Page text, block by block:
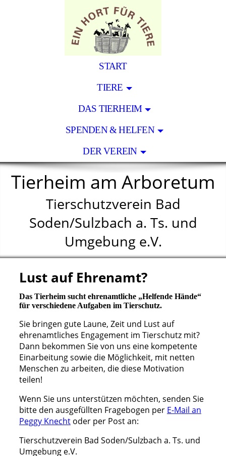
START
TIERE
DAS TIERHEIM
SPENDEN & HELFEN
DER VEREIN
Tierheim am Arboretum
Tierschutzverein Bad
Soden/Sulzbach a. Ts. und
Umgebung e.V.
Lust auf Ehrenamt?
Das Tierheim sucht ehrenamtliche „Helfende Hände“
für verschiedene Aufgaben im Tierschutz.
Sie bringen gute Laune, Zeit und Lust auf
ehrenamtliches Engagement im Tierschutz mit?
Dann bekommen Sie von uns eine kompetente
Einarbeitung sowie die Möglichkeit, mit netten
Menschen zu arbeiten, die diese Motivation
teilen!
Wenn Sie uns unterstützen möchten, senden Sie
bitte den ausgefüllten Fragebogen per E-Mail an
Peggy Knechtoder per Post an:
Tierschutzverein Bad Soden/Sulzbach a. Ts. und
Umgebung e.V.